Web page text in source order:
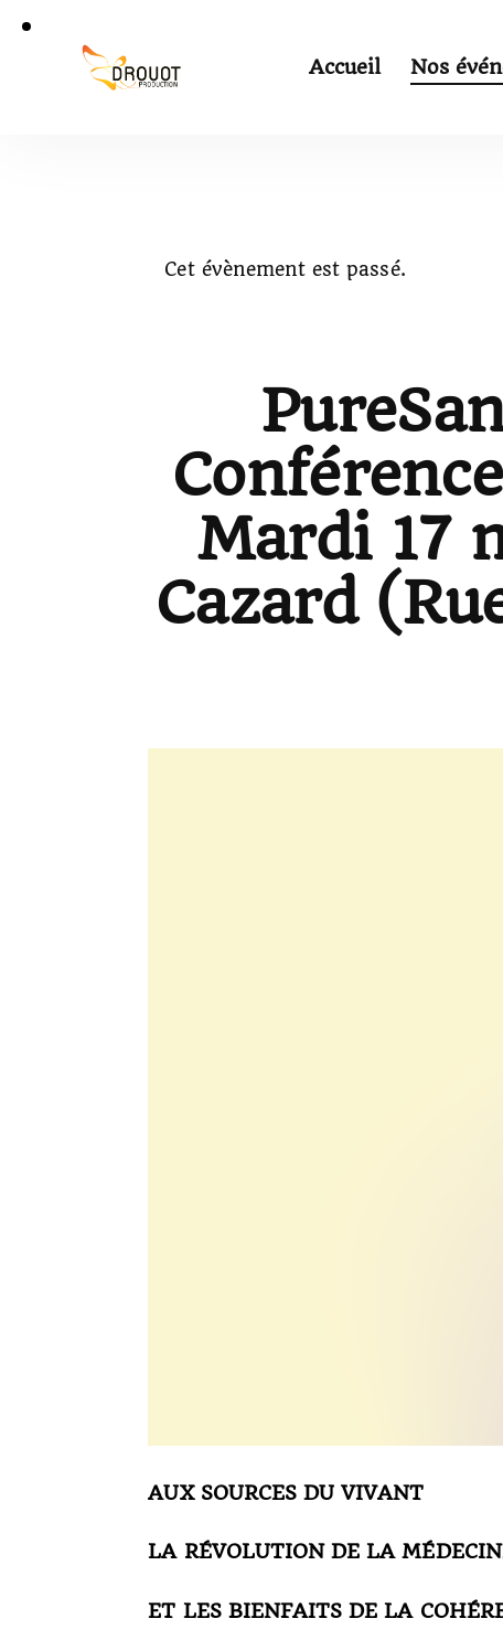
Accueil Nos
Cet évènement est passé.
Mardi 17
Cazard
AUX SOURCES DU VIVANT
LA RÉVOLUTION DE LA
ET LES BIENFAITS DE LA